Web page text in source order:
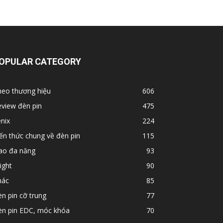
CATEGORY
thương hiệu
606
đèn pin
475
224
thức chung về đèn pin
115
đa năng
93
90
85
pin cỡ trung
77
pin EDC, móc khóa
70